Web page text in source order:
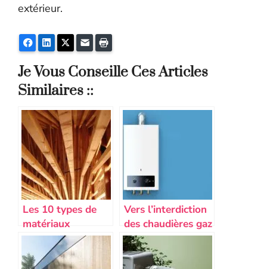
extérieur.
FacebookLinkedInTwitterE-mail
Je Vous Conseille Ces Articles
Similaires ::
Les 10 types de
matériaux
écologiques pour
une construction
Vers l’interdiction
des chaudières gaz
: Quelle rentabilité
comparée pompes